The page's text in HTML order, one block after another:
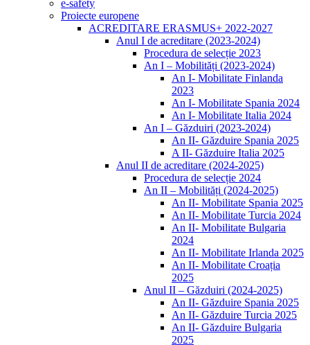
e-safety
Proiecte europene
ACREDITARE ERASMUS+ 2022-2027
Anul I de acreditare (2023-2024)
Procedura de selecție 2023
An I – Mobilități (2023-2024)
An I- Mobilitate Finlanda
2023
An I- Mobilitate Spania 2024
An I- Mobilitate Italia 2024
An I – Găzduiri (2023-2024)
An II- Găzduire Spania 2025
A II- Găzduire Italia 2025
Anul II de acreditare (2024-2025)
Procedura de selecție 2024
An II – Mobilități (2024-2025)
An II- Mobilitate Spania 2025
An II- Mobilitate Turcia 2024
An II- Mobilitate Bulgaria
2024
An II- Mobilitate Irlanda 2025
An II- Mobilitate Croația
2025
Anul II – Găzduiri (2024-2025)
An II- Găzduire Spania 2025
An II- Găzduire Turcia 2025
An II- Găzduire Bulgaria
2025